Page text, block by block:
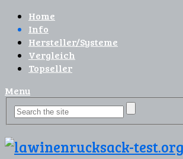
Home
Info
Hersteller/Systeme
Vergleich
Topseller
Menu